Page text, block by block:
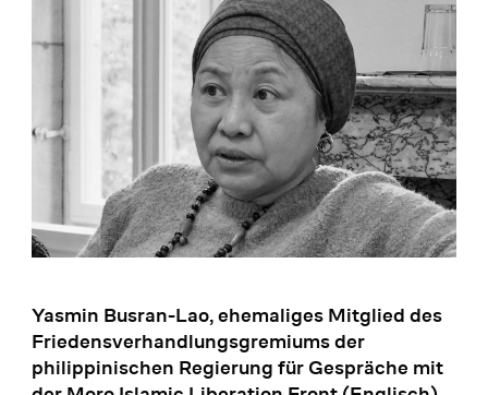
Yasmin Busran-Lao, ehemaliges Mitglied des
Friedensverhandlungsgremiums der
philippinischen Regierung für Gespräche mit